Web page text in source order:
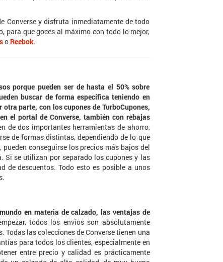
Converse y disfruta inmediatamente de todo
para que goces al máximo con todo lo mejor,
o Reebok.
porque pueden ser de hasta el 50% sobre
buscar de forma específica teniendo en
parte, con los cupones de TurboCupones,
el portal de Converse, también con rebajas
de dos importantes herramientas de ahorro,
de formas distintas, dependiendo de lo que
conseguirse los precios más bajos del
Si se utilizan por separado los cupones y las
de descuentos. Todo esto es posible a unos
en materia de calzado, las ventajas de
todos los envíos son absolutamente
las colecciones de Converse tienen una
para todos los clientes, especialmente en
entre precio y calidad es prácticamente